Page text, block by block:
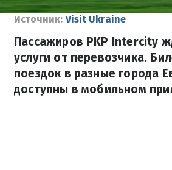
Источник: Visit Ukraine
Пассажиров PKP Intercity
услуги от перевозчика.
поездок в разные города
доступны в мобильном